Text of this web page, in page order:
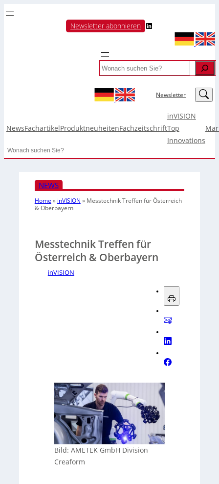
Newsletter abonnieren LinkedIn
Search
Newsletter LinkedIn
NewsFachartikelProduktneuheitenFachzeitschrift
inVISION
Top
Innovations
Search
NEWS
Home » inVISION » Messtechnik Treffen für Österreich
& Oberbayern
Messtechnik Treffen für
Österreich & Oberbayern
inVISION
Bild: AMETEK GmbH Division
Creaform